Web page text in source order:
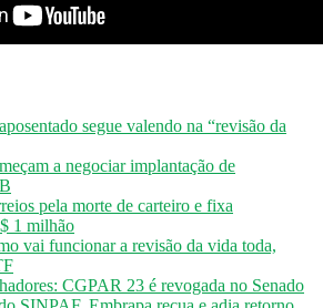
segue valendo na “revisão da
a negociar implantação de
pela morte de carteiro e fixa
1 milhão
vai funcionar a revisão da vida toda,
CGPAR 23 é revogada no Senado